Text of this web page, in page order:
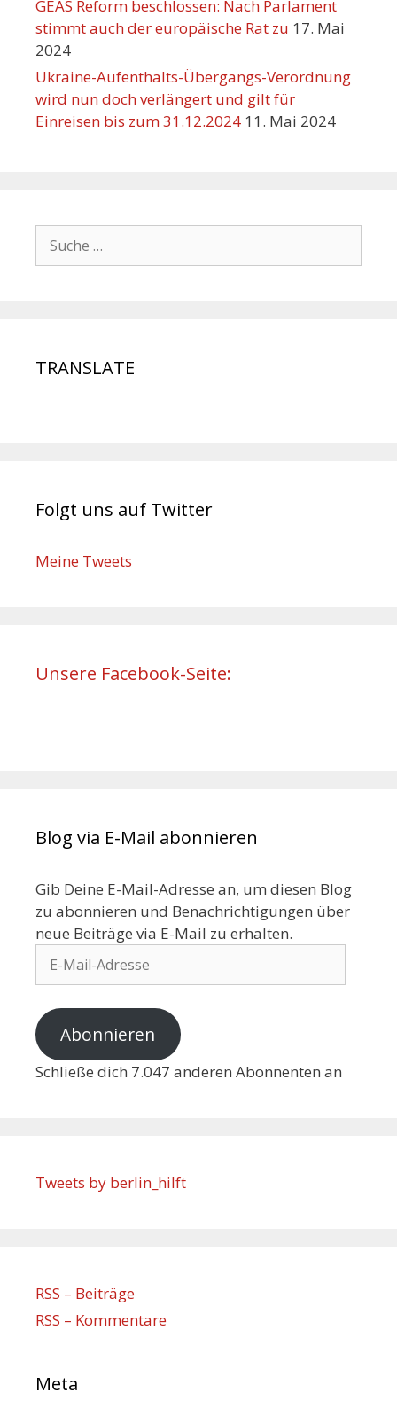
GEAS Reform beschlossen: Nach Parlament
stimmt auch der europäische Rat zu 17. Mai
2024
Ukraine-Aufenthalts-Übergangs-Verordnung
wird nun doch verlängert und gilt für
Einreisen bis zum 31.12.2024 11. Mai 2024
TRANSLATE
Folgt uns auf Twitter
Meine Tweets
Unsere Facebook-Seite:
Blog via E-Mail abonnieren
Gib Deine E-Mail-Adresse an, um diesen Blog
zu abonnieren und Benachrichtigungen über
neue Beiträge via E-Mail zu erhalten.
Abonnieren
Schließe dich 7.047 anderen Abonnenten an
Tweets by berlin_hilft
RSS – Beiträge
RSS – Kommentare
Meta